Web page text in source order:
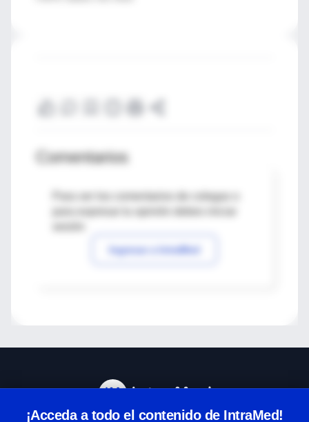
Comentarios
Para ver los comentarios de colegas o
Ingresar a IntraMed
¡Acceda a todo el contenido de IntraMed!